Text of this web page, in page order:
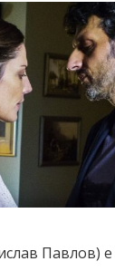
Павлов) е